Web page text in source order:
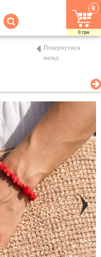
0
0 грн
Повернутися
назад